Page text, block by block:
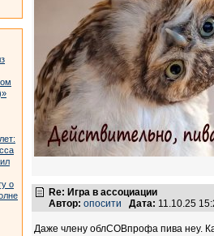
о
Re: Игра в ассоциации
Автор: опосити Дата: 11.10.25
Даже члену облСОВпрофа пива неу.